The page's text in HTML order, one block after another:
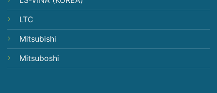
LTC
Mitsubishi
Mitsuboshi